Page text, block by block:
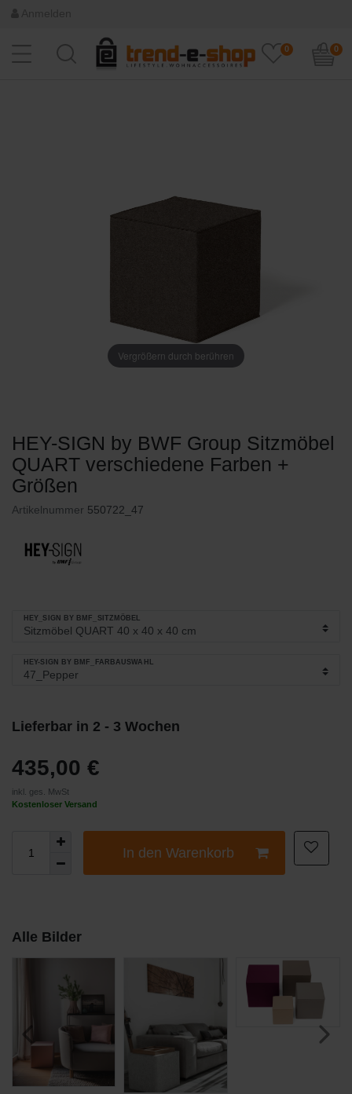
0 0
Vergrößern durch berühren
HEY-SIGN by BWF Group Sitzmöbel
QUART verschiedene Farben +
Größen
Artikelnummer 550722_47
HEY_SIGN BY BMF_SITZMÖBEL
HEY-SIGN BY BMF_FARBAUSWAHL
Lieferbar in 2 - 3 Wochen
435,00 €
inkl. ges. MwSt
Kostenloser Versand
In den Warenkorb
Alle Bilder